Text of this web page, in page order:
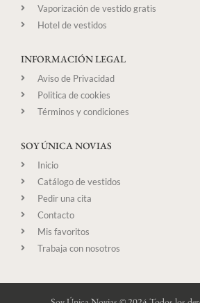
Vaporización de vestido gratis
Hotel de vestidos
INFORMACIÓN LEGAL
Aviso de Privacidad
Politica de cookies
Términos y condiciones
SOY ÚNICA NOVIAS
Inicio
Catálogo de vestidos
Pedir una cita
Contacto
Mis favoritos
Trabaja con nosotros